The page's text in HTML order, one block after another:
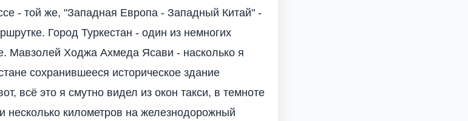
- той же, "Западная Европа - Западный Китай" -
Город Туркестан - один из немногих
Мавзолей Ходжа Ахмеда Ясави - насколько я
сохранившееся историческое здание
всё это я смутно видел из окон такси, в темноте
несколько километров на железнодорожный